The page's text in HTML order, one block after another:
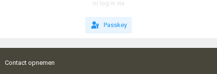
or log in via
Passkey
Contact opnemen